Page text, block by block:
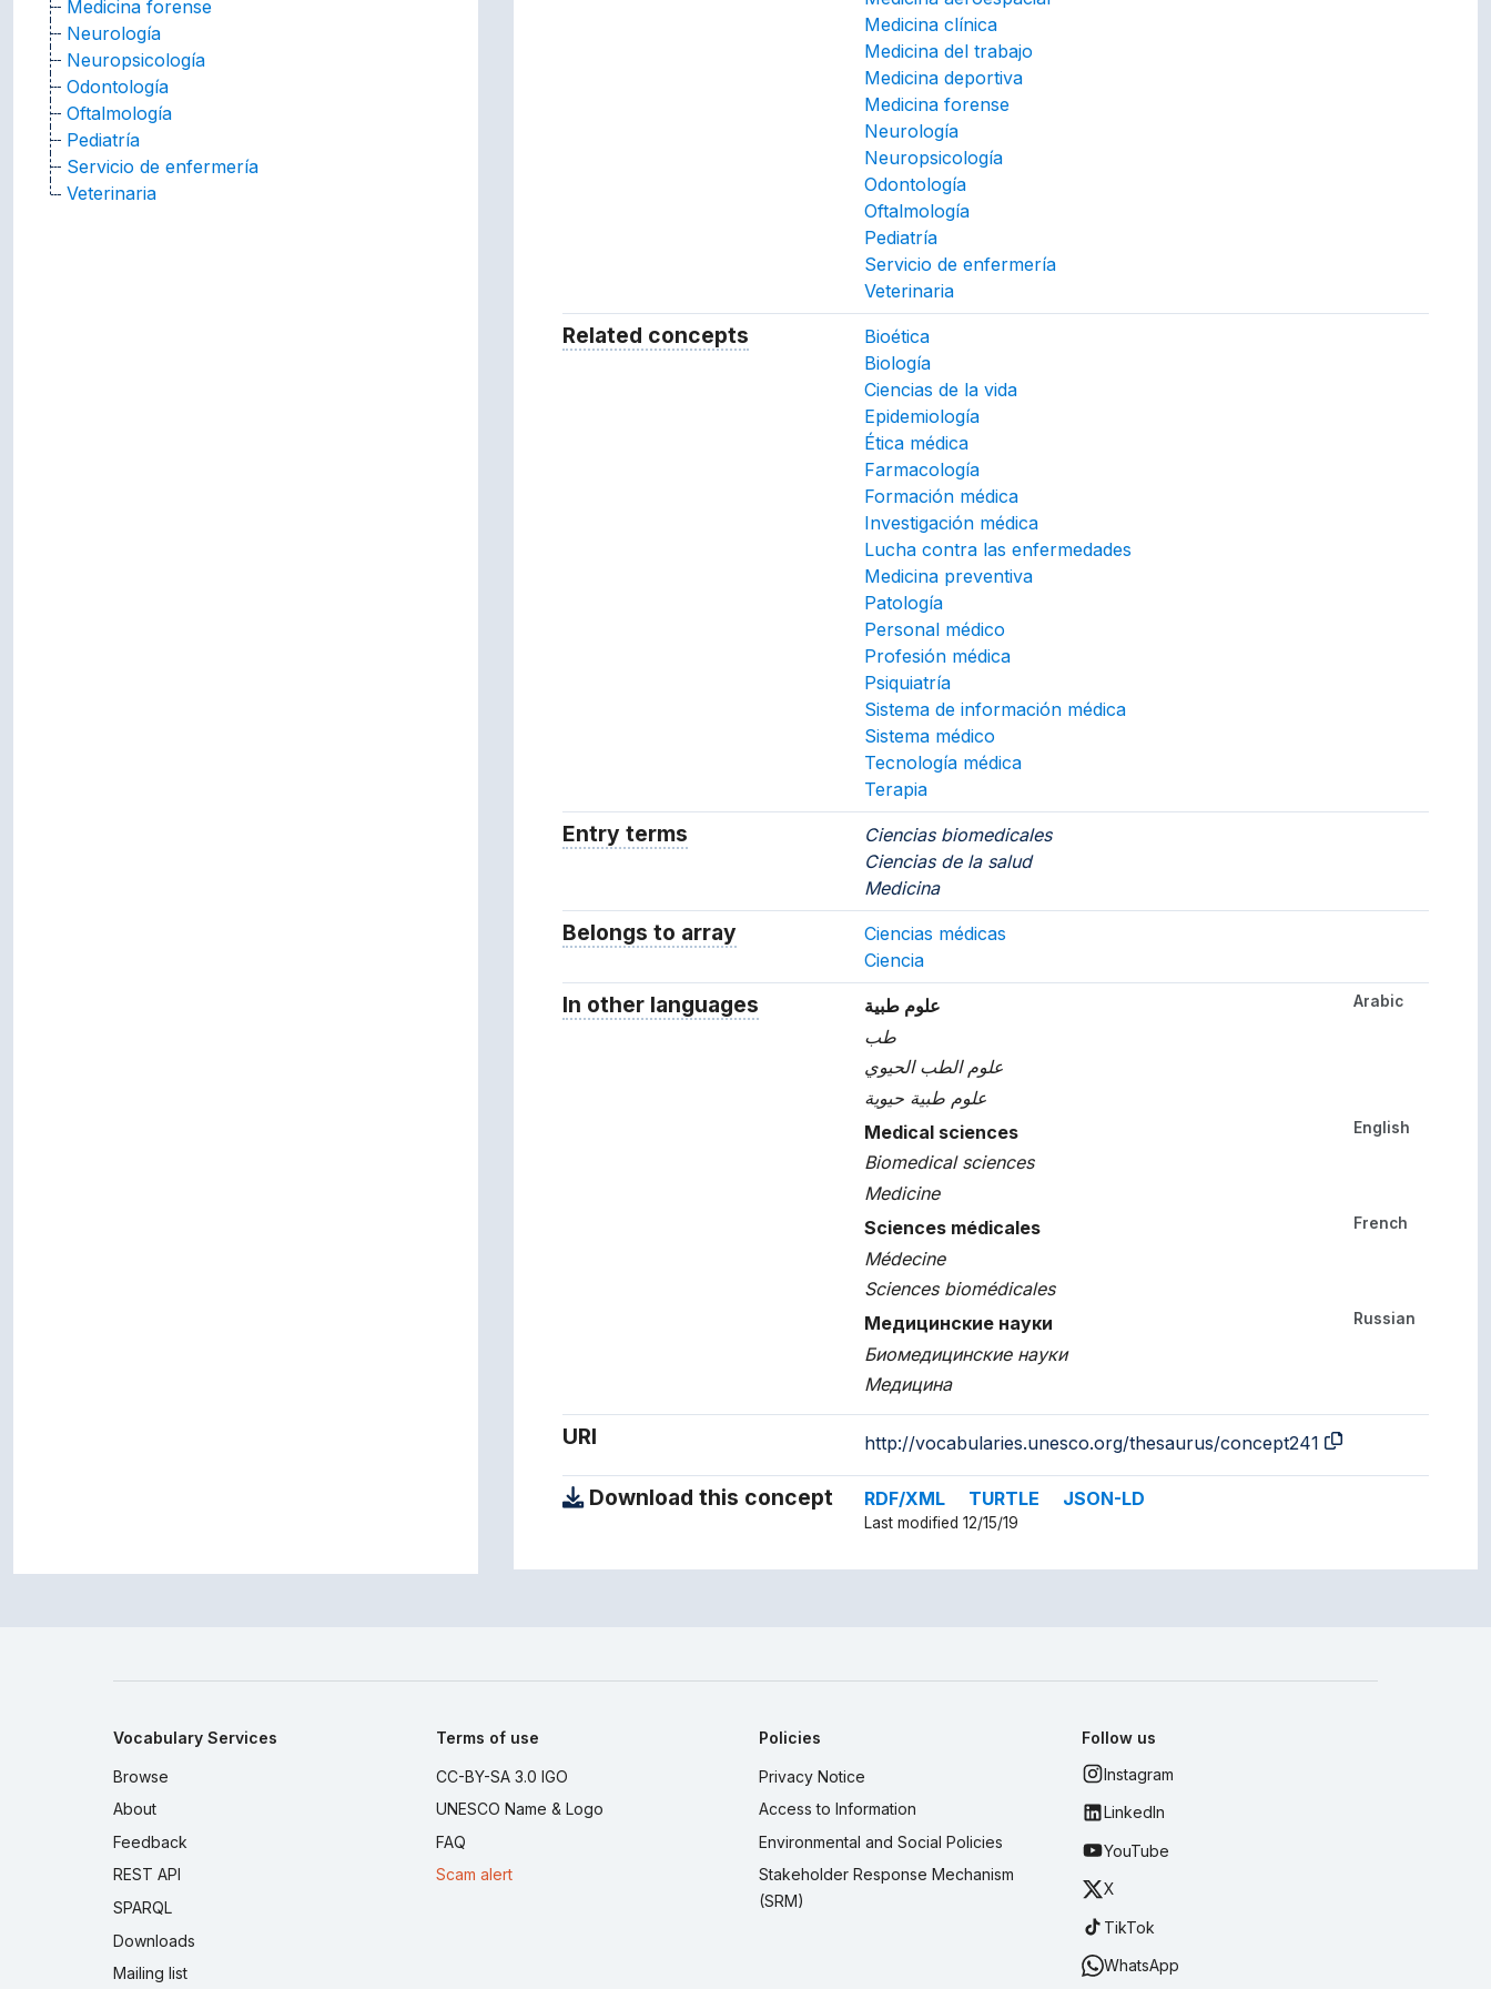
Medicina forense
Neurología
Neuropsicología
Odontología
Oftalmología
Pediatría
Servicio de enfermería
Veterinaria
Medicina clínica
Medicina del trabajo
Medicina deportiva
Medicina forense
Neurología
Neuropsicología
Odontología
Oftalmología
Pediatría
Servicio de enfermería
Veterinaria
Related conceptsConcepts related to this concept.
Bioética
Biología
Ciencias de la vida
Epidemiología
Ética médica
Farmacología
Formación médica
Investigación médica
Lucha contra las enfermedades
Medicina preventiva
Patología
Personal médico
Profesión médica
Psiquiatría
Sistema de información médica
Sistema médico
Tecnología médica
Terapia
Entry termsAlternative terms for the concept.
Ciencias biomedicales
Ciencias de la salud
Medicina
Belongs to arrayArray which the concept belongs to.
Ciencias médicas
Ciencia
In other languagesTerms for the concept in other languages. Arabic
علوم طبية
طب
علوم الطب الحيوي
علوم طبية حيوية
English
Medical sciences
Biomedical sciences
Medicine
French
Sciences médicales
Médecine
Sciences biomédicales
Russian
Медицинские науки
Биомедицинские науки
Медицина
URI http://vocabularies.unesco.org/thesaurus/concept241
Download this concept RDF/XML TURTLE JSON-LD
Last modified 12/15/19
Vocabulary Services
Browse
About
Feedback
REST API
SPARQL
Downloads
Mailing list
Terms of use
CC-BY-SA 3.0 IGO
UNESCO Name & Logo
FAQ
Scam alert
Policies
Privacy Notice
Access to Information
Environmental and Social Policies
Stakeholder Response Mechanism
(SRM)
Follow us
Instagram
LinkedIn
YouTube
X
TikTok
WhatsApp